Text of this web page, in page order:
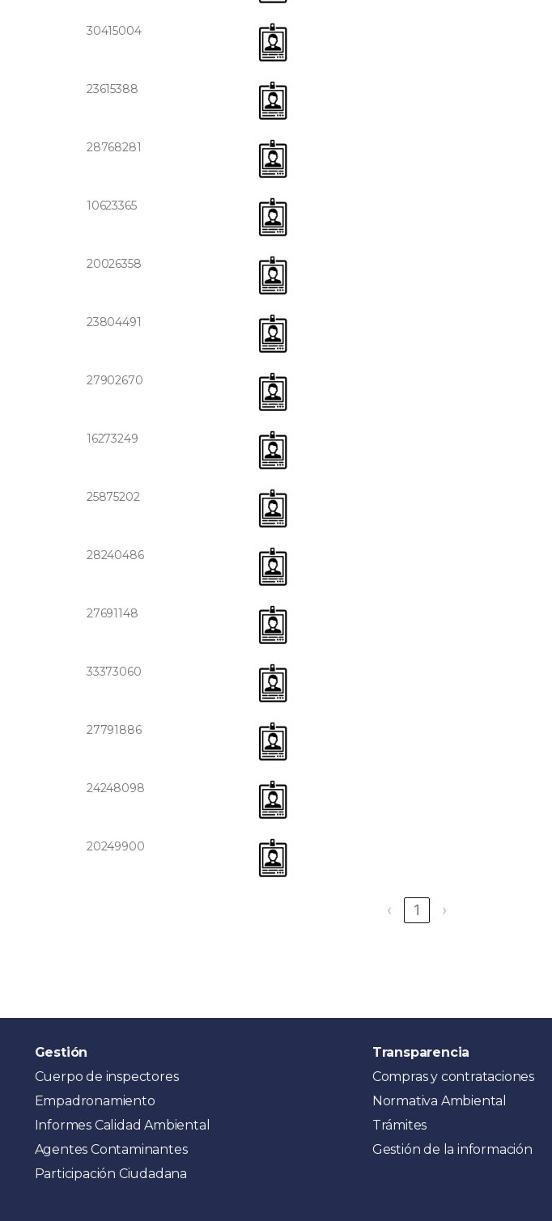
30415004
23615388
28768281
10623365
20026358
23804491
27902670
16273249
25875202
28240486
27691148
33373060
27791886
24248098
20249900
‹ 1 ›
Gestión
Cuerpo de inspectores
Empadronamiento
Informes Calidad Ambiental
Agentes Contaminantes
Participación Ciudadana
Transparencia
Compras y contrataciones
Normativa Ambiental
Trámites
Gestión de la información